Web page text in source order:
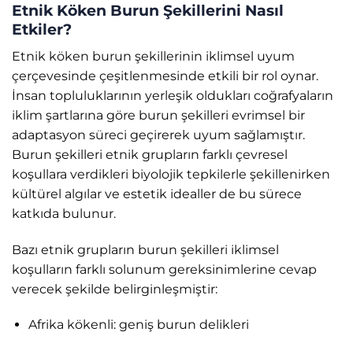
Etnik Köken Burun Şekillerini Nasıl
Etkiler?
Etnik köken burun şekillerinin iklimsel uyum
çerçevesinde çeşitlenmesinde etkili bir rol oynar.
İnsan topluluklarının yerleşik oldukları coğrafyaların
iklim şartlarına göre burun şekilleri evrimsel bir
adaptasyon süreci geçirerek uyum sağlamıştır.
Burun şekilleri etnik grupların farklı çevresel
koşullara verdikleri biyolojik tepkilerle şekillenirken
kültürel algılar ve estetik idealler de bu sürece
katkıda bulunur.
Bazı etnik grupların burun şekilleri iklimsel
koşulların farklı solunum gereksinimlerine cevap
verecek şekilde belirginleşmiştir:
Afrika kökenli: geniş burun delikleri